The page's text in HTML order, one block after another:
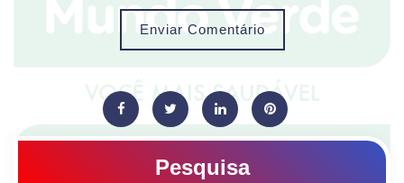
Enviar Comentário
Pesquisa